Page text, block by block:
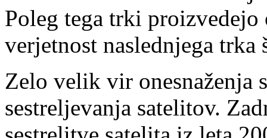
Poleg tega trki
verjetnost naslednjega trka
Zelo velik vir
sestreljevanja satelitov.